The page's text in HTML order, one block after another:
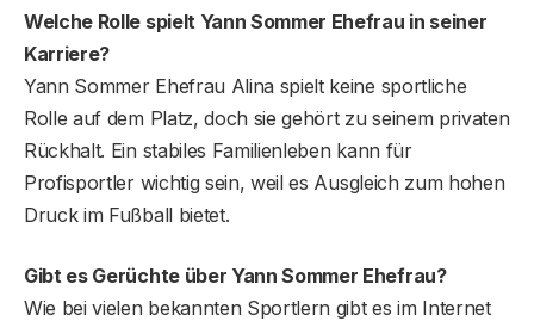
Welche Rolle spielt Yann Sommer Ehefrau in seiner
Karriere?
Yann Sommer Ehefrau Alina spielt keine sportliche
Rolle auf dem Platz, doch sie gehört zu seinem privaten
Rückhalt. Ein stabiles Familienleben kann für
Profisportler wichtig sein, weil es Ausgleich zum hohen
Druck im Fußball bietet.
Gibt es Gerüchte über Yann Sommer Ehefrau?
Wie bei vielen bekannten Sportlern gibt es im Internet